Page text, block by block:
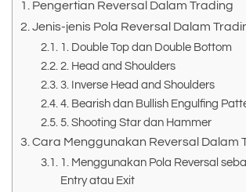
Pengertian Reversal Dalam Trading
Jenis-jenis Pola Reversal Dalam
1. Double Top dan Double Bottom
2. Head and Shoulders
3. Inverse Head and Shoulders
4. Bearish dan Bullish Engulfing
5. Shooting Star dan Hammer
Cara Menggunakan Reversal Dalam
1. Menggunakan Pola Reversal
Entry atau Exit